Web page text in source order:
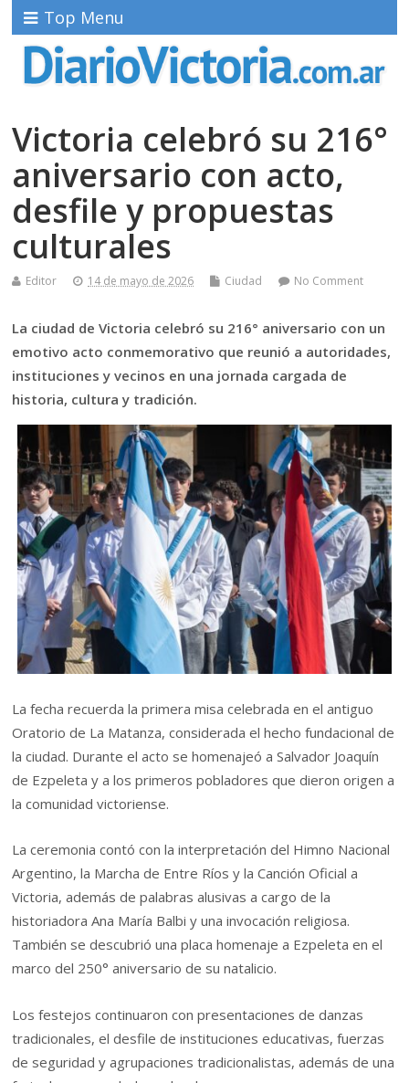
Top Menu
Victoria celebró su 216°
aniversario con acto,
desfile y propuestas
culturales
Editor 14 de mayo de 2026 Ciudad No Comment
La ciudad de Victoria celebró su 216° aniversario con un
emotivo acto conmemorativo que reunió a autoridades,
instituciones y vecinos en una jornada cargada de
historia, cultura y tradición.
La fecha recuerda la primera misa celebrada en el antiguo
Oratorio de La Matanza, considerada el hecho fundacional de
la ciudad. Durante el acto se homenajeó a Salvador Joaquín
de Ezpeleta y a los primeros pobladores que dieron origen a
la comunidad victoriense.
La ceremonia contó con la interpretación del Himno Nacional
Argentino, la Marcha de Entre Ríos y la Canción Oficial a
Victoria, además de palabras alusivas a cargo de la
historiadora Ana María Balbi y una invocación religiosa.
También se descubrió una placa homenaje a Ezpeleta en el
marco del 250° aniversario de su natalicio.
Los festejos continuaron con presentaciones de danzas
tradicionales, el desfile de instituciones educativas, fuerzas
de seguridad y agrupaciones tradicionalistas, además de una